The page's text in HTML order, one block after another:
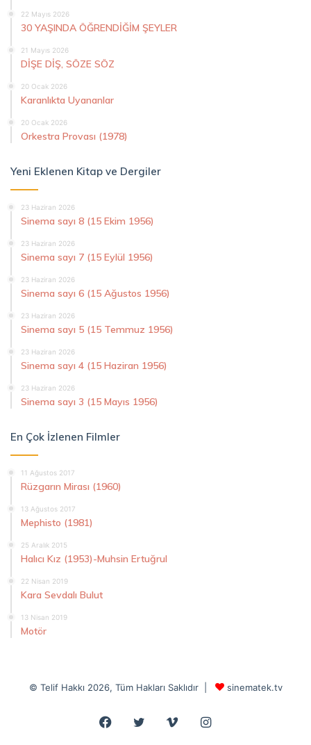
22 Mayıs 2026
30 YAŞINDA ÖĞRENDİĞİM ŞEYLER
21 Mayıs 2026
DİŞE DİŞ, SÖZE SÖZ
20 Ocak 2026
Karanlıkta Uyananlar
20 Ocak 2026
Orkestra Provası (1978)
Yeni Eklenen Kitap ve Dergiler
23 Haziran 2026
Sinema sayı 8 (15 Ekim 1956)
23 Haziran 2026
Sinema sayı 7 (15 Eylül 1956)
23 Haziran 2026
Sinema sayı 6 (15 Ağustos 1956)
23 Haziran 2026
Sinema sayı 5 (15 Temmuz 1956)
23 Haziran 2026
Sinema sayı 4 (15 Haziran 1956)
23 Haziran 2026
Sinema sayı 3 (15 Mayıs 1956)
En Çok İzlenen Filmler
11 Ağustos 2017
Rüzgarın Mirası (1960)
13 Ağustos 2017
Mephisto (1981)
25 Aralık 2015
Halıcı Kız (1953)-Muhsin Ertuğrul
22 Nisan 2019
Kara Sevdalı Bulut
13 Nisan 2019
Motör
© Telif Hakkı 2026, Tüm Hakları Saklıdır | sinematek.tv
Facebook
Twitter VimeoInstagram